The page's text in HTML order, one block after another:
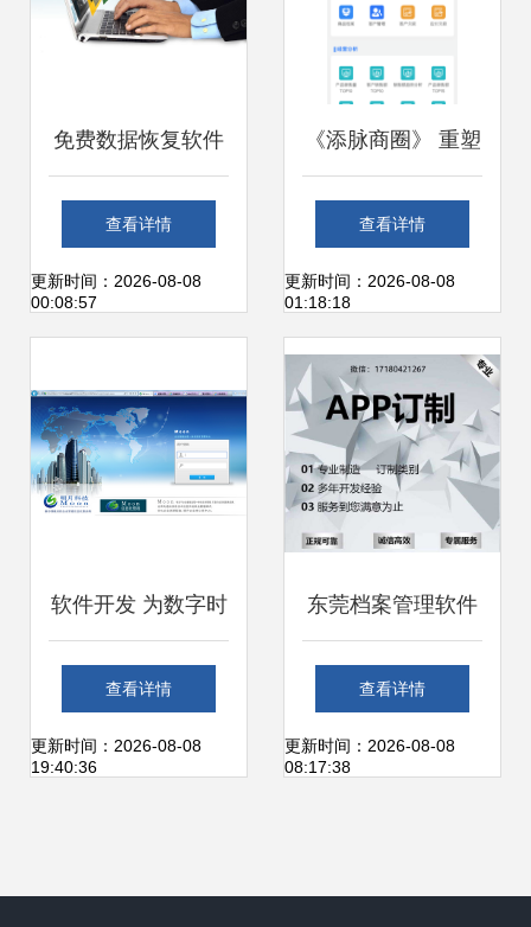
免费数据恢复软件
给你，你真的敢用
吗？聚焦办公服务
查看详情
更新时间：2026-08-08
00:08:57
《添脉商圈》 重塑
办公服务软件的智
能化新生态
查看详情
更新时间：2026-08-08
01:18:18
软件开发 为数字时
代打造智能工具
箱，时间财富网助
查看详情
更新时间：2026-08-08
19:40:36
东莞档案管理软件
定制开发公司匠人
精神用心服务 梦幻
查看详情
更新时间：2026-08-08
08:17:38